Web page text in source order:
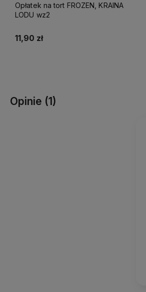
Opłatek na tort FROZEN, KRAINA
LODU wz2
11,90 zł
Opinie (1)